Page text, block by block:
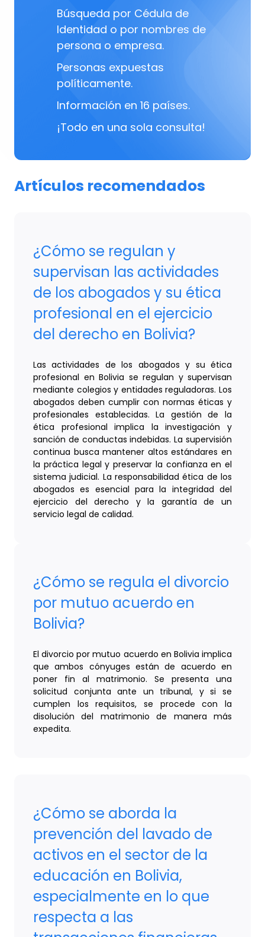
Búsqueda por Cédula de
Identidad o por nombres de
persona o empresa.
Personas expuestas
políticamente.
Información en 16 países.
¡Todo en una sola consulta!
Artículos recomendados
¿Cómo se regulan y
supervisan las actividades
de los abogados y su ética
profesional en el ejercicio
del derecho en Bolivia?
Las actividades de los abogados y su ética
profesional en Bolivia se regulan y supervisan
mediante colegios y entidades reguladoras. Los
abogados deben cumplir con normas éticas y
profesionales establecidas. La gestión de la
ética profesional implica la investigación y
sanción de conductas indebidas. La supervisión
continua busca mantener altos estándares en
la práctica legal y preservar la confianza en el
sistema judicial. La responsabilidad ética de los
abogados es esencial para la integridad del
ejercicio del derecho y la garantía de un
servicio legal de calidad.
¿Cómo se regula el divorcio
por mutuo acuerdo en
Bolivia?
El divorcio por mutuo acuerdo en Bolivia implica
que ambos cónyuges están de acuerdo en
poner fin al matrimonio. Se presenta una
solicitud conjunta ante un tribunal, y si se
cumplen los requisitos, se procede con la
disolución del matrimonio de manera más
expedita.
¿Cómo se aborda la
prevención del lavado de
activos en el sector de la
educación en Bolivia,
especialmente en lo que
respecta a las